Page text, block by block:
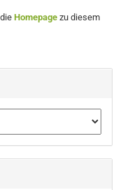
Homepage zu diesem